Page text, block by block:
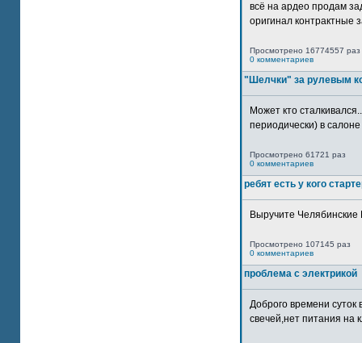
всё на ардео продам
оригинал контрактные
Просмотрено 16774557 раз
0 комментариев
"Шелчки" за рулевым
Может кто
периодически) в
Просмотрено 61721 раз
0 комментариев
ребят есть у кого
Выручите
Просмотрено 107145 раз
0 комментариев
проблема с электрикой
Доброго времени суток
свечей,нет питания на